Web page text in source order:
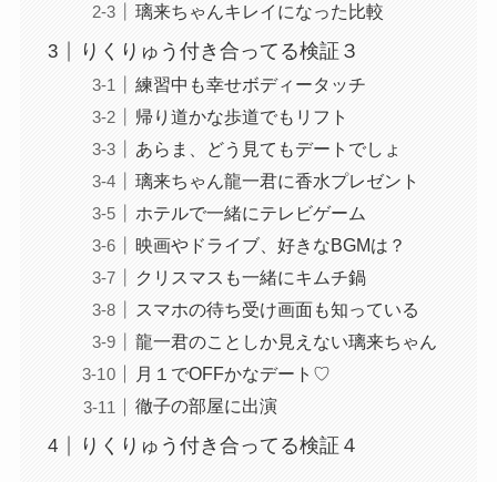
璃来ちゃんキレイになった比較
りくりゅう付き合ってる検証３
練習中も幸せボディータッチ
帰り道かな歩道でもリフト
あらま、どう見てもデートでしょ
璃来ちゃん龍一君に香水プレゼント
ホテルで一緒にテレビゲーム
映画やドライブ、好きなBGMは？
クリスマスも一緒にキムチ鍋
スマホの待ち受け画面も知っている
龍一君のことしか見えない璃来ちゃん
月１でOFFかなデート♡
徹子の部屋に出演
りくりゅう付き合ってる検証４